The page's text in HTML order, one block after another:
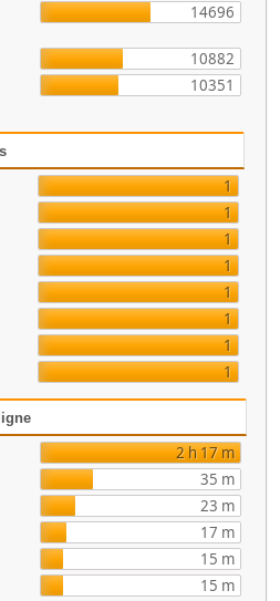
14696
10882
10351
1
1
1
1
1
1
1
1
2 h 17 m
35 m
23 m
17 m
15 m
15 m